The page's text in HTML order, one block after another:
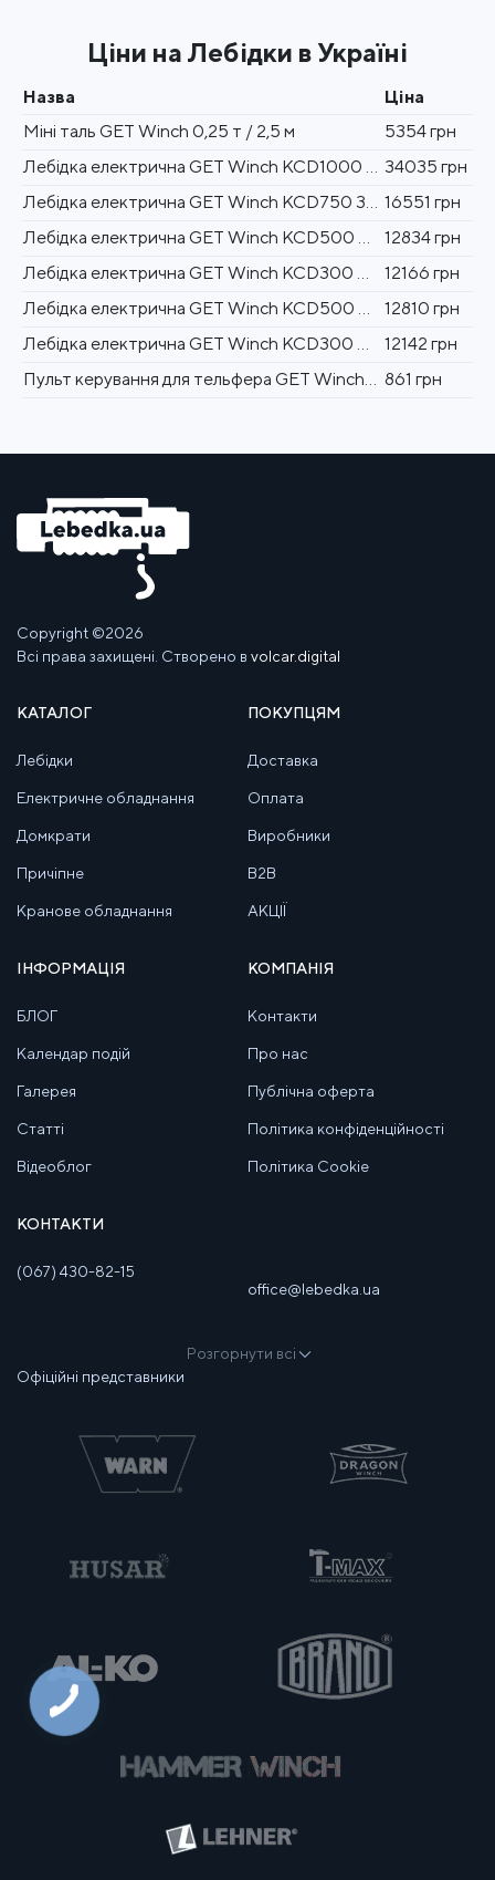
Ціни на Лебідки в Україні
Назва
Ціна
Міні таль GET Winch 0,25 т / 2,5 м
5354 грн
Лебідка електрична GET Winch KCD1000 380 В 1000 кг / 60 м 34035 грн
Лебідка електрична GET Winch KCD750 380 В 750 кг / 60 м 16551 грн
Лебідка електрична GET Winch KCD500 380 В 500 кг / 60 м
12834 грн
Лебідка електрична GET Winch KCD300 380 В 300 кг / 60 м
12166 грн
Лебідка електрична GET Winch KCD500 220 В 500 кг / 60 м
12810 грн
Лебідка електрична GET Winch KCD300 220 В 300 кг / 60 м
12142 грн
Пульт керування для тельфера GET Winch 8 кнопок 861 грн
Copyright ©2026
Всі права захищені. Створено в volcar.digital
КАТАЛОГ
Лебідки
Електричне обладнання
Домкрати
Причіпне
Кранове обладнання
ПОКУПЦЯМ
Доставка
Оплата
Виробники
B2B
АКЦІЇ
ІНФОРМАЦІЯ
БЛОГ
Календар подій
Галерея
Статті
Відеоблог
КОМПАНІЯ
Контакти
Про нас
Публічна оферта
Політика конфіденційності
Політика Cookie
КОНТАКТИ
(067) 430-82-15
office@lebedka.ua
Розгорнути всі
Офіційні представники